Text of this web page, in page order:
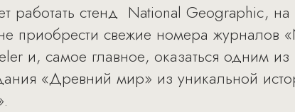
работать стенд National Geographic,
приобрести свежие номера журналов
и, самое главное, оказаться одним из
«Древний мир» из уникальной